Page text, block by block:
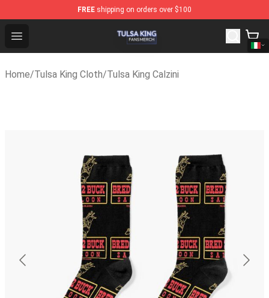
FREE shipping on orders over $100
Open menu
Tulsa King Shop - Official Tulsa King Merchandise Store
Home/Tulsa King Cloth/Tulsa King Calzini